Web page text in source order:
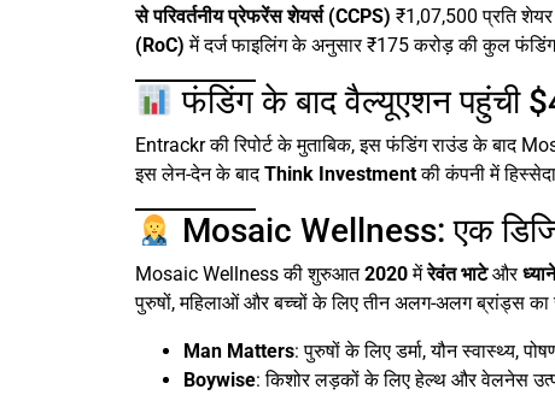
से परिवर्तनीय प्रेफरेंस शेयर्स (CCPS) ₹1,07,500 प्रति
(RoC) में दर्ज फाइलिंग के अनुसार ₹175 करोड़ की कुल फंडिंग
फंडिंग के बाद वैल्यूएशन पहुंची
Entrackr की रिपोर्ट के मुताबिक, इस फंडिंग राउंड के बाद
इस लेन-देन के बादThink Investmentकी कंपनी में
Mosaic Wellness: एक
Mosaic Wellness की शुरुआत2020मेंरेवंत भाटेऔर
पुरुषों, महिलाओं और बच्चों के लिए तीन अलग-अलग ब्रांड्स
Man Matters: पुरुषों के लिए डर्मा, यौन स्वास्थ्य,
Boywise: किशोर लड़कों के लिए हेल्थ और वेलनेस